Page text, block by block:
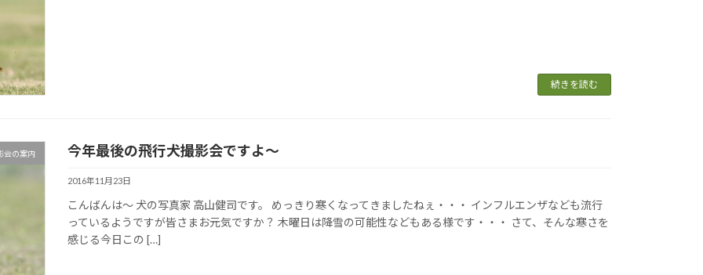
続きを読む
会の案内 今年最後の飛行犬撮影会ですよ～
2016年11月23日
こんばんは～ 犬の写真家 高山健司です。 めっきり寒くなってきましたねぇ・・・ インフルエンザなども流行
っているようですが皆さまお元気ですか？ 木曜日は降雪の可能性などもある様です・・・ さて、そんな寒さを
感じる今日この […]